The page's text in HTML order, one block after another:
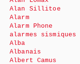
Alan Sillitoe
Alarm
Alarm Phone
alarmes sismiques
Alba
Albanais
Albert Camus